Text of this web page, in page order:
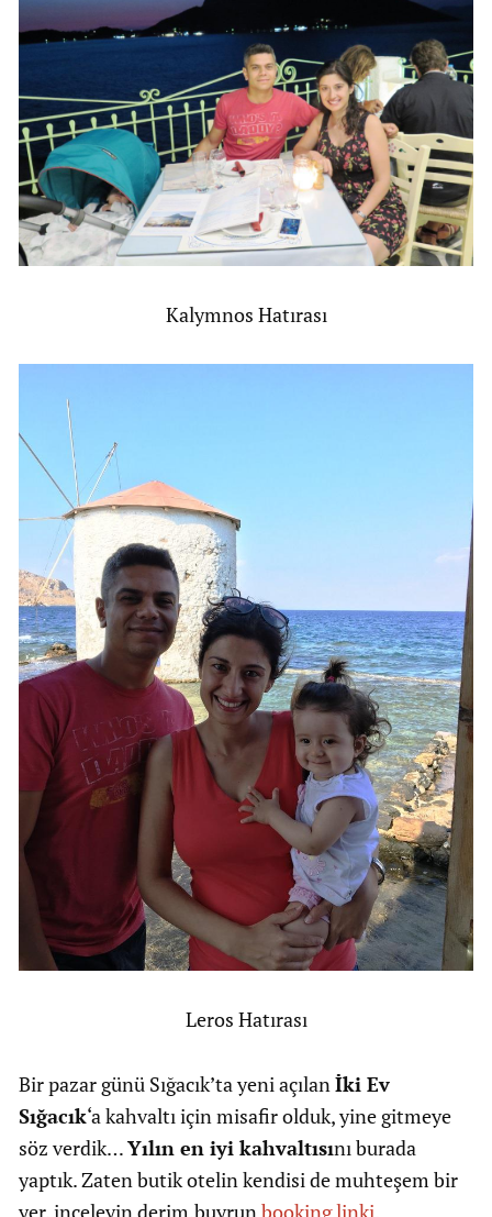
Kalymnos Hatırası
Leros Hatırası
Bir pazar günü Sığacık’ta yeni açılan İki Ev
Sığacık‘a kahvaltı için misafir olduk, yine gitmeye
söz verdik…Yılın en iyi kahvaltısını burada
yaptık. Zaten butik otelin kendisi de muhteşem bir
yer, inceleyin derim,buyrun booking linki.